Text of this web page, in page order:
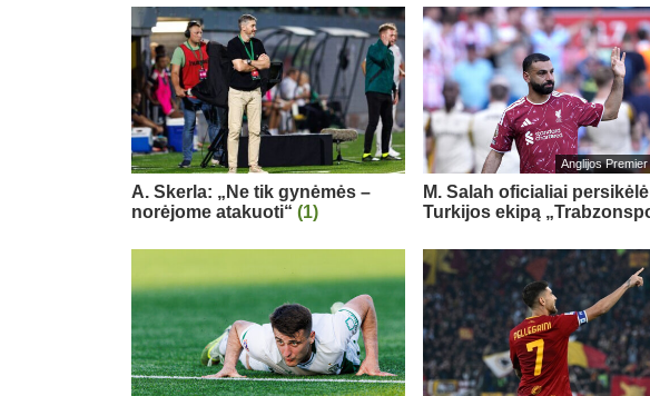
A. Skerla: „Ne tik gynėmės –
norėjome atakuoti“ (1)
Anglijos
M. Salah oficialiai
Turkijos ekipą